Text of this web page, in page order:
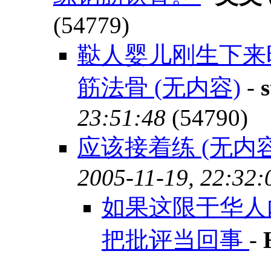
(54779)
鞑人婴儿刚生下来
筋法骨 (无内容) -
23:51:48 (54790)
应该接着练 (无内
2005-11-19,
如果这限于华
把批评当回事 -